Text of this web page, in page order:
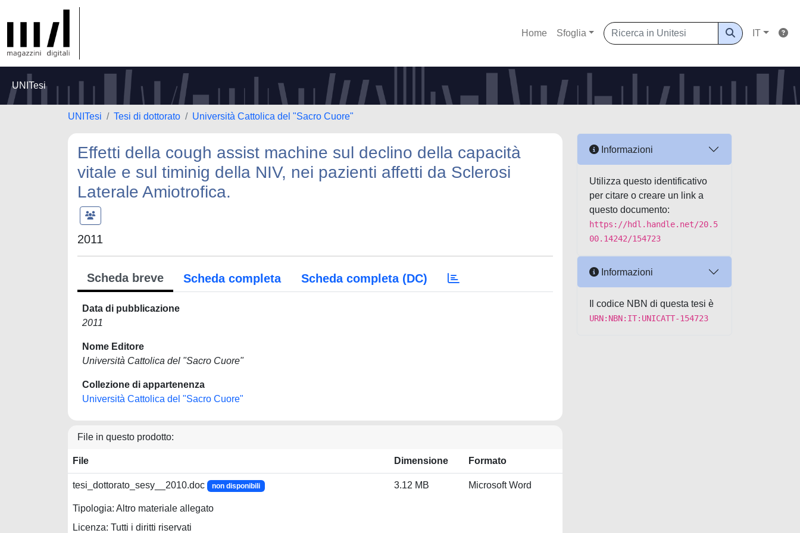
Home Sfoglia IT
UNITesi
UNITesi Tesi di dottorato Università Cattolica del "Sacro Cuore"
Effetti della cough assist machine sul declino della capacità
vitale e sul timinig della NIV, nei pazienti affetti da Sclerosi
Laterale Amiotrofica.
2011
Scheda breve Scheda completa Scheda completa (DC)
Data di pubblicazione
2011
Nome Editore
Università Cattolica del "Sacro Cuore"
Collezione di appartenenza
Università Cattolica del "Sacro Cuore"
File in questo prodotto:
File Dimensione Formato
tesi_dottorato_sesy__2010.doc non disponibili
Tipologia: Altro materiale allegato
Licenza: Tutti i diritti riservati
3.12 MB Microsoft Word
Informazioni
Utilizza questo identificativo
per citare o creare un link a
questo documento:
https://hdl.handle.net/20.5
00.14242/154723
Informazioni
Il codice NBN di questa tesi è
URN:NBN:IT:UNICATT-154723